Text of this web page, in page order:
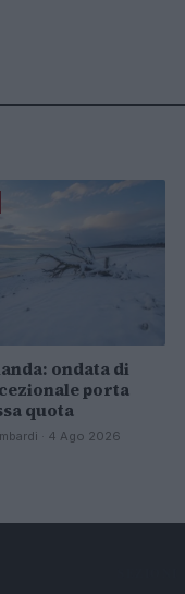
ondata di
porta
quota
· 4 Ago 2026